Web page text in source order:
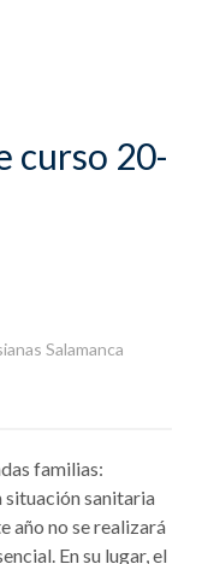
curso 20-
Salamanca
familias:
situación sanitaria
año no se realizará
En su lugar, el